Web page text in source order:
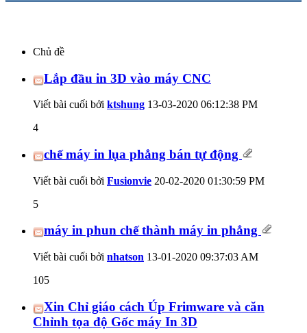
Chủ đề
Lắp đầu in 3D vào máy CNC
Viết bài cuối bởi ktshung 13-03-2020 06:12:38 PM
4
chế máy in lụa phẳng bán tự động
Viết bài cuối bởi Fusionvie 20-02-2020 01:30:59 PM
5
máy in phun chế thành máy in phẳng
Viết bài cuối bởi nhatson 13-01-2020 09:37:03 AM
105
Xin Chỉ giáo cách Úp Frimware và căn
Chỉnh tọa độ Gốc máy In 3D